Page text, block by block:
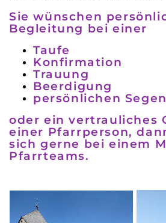
Sie wünschen
Begleitung bei einer
Taufe
Konfirmation
Trauung
Beerdigung
persönlichen
oder ein vertrauliches
einer Pfarrperson,
sich gerne bei einem
Pfarrteams.